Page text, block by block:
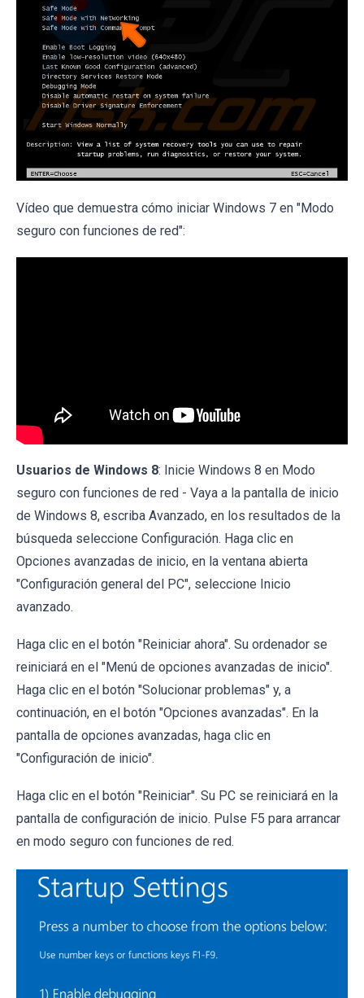
Vídeo que demuestra cómo iniciar Windows 7 en "Modo
seguro con funciones de red":
Usuarios de Windows 8: Inicie Windows 8 en Modo
seguro con funciones de red - Vaya a la pantalla de inicio
de Windows 8, escriba Avanzado, en los resultados de la
búsqueda seleccione Configuración. Haga clic en
Opciones avanzadas de inicio, en la ventana abierta
"Configuración general del PC", seleccione Inicio
avanzado.
Haga clic en el botón "Reiniciar ahora". Su ordenador se
reiniciará en el "Menú de opciones avanzadas de inicio".
Haga clic en el botón "Solucionar problemas" y, a
continuación, en el botón "Opciones avanzadas". En la
pantalla de opciones avanzadas, haga clic en
"Configuración de inicio".
Haga clic en el botón "Reiniciar". Su PC se reiniciará en la
pantalla de configuración de inicio. Pulse F5 para arrancar
en modo seguro con funciones de red.